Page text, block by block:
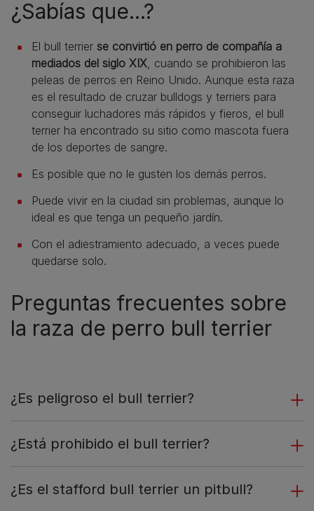
¿Sabías que...?
El bull terrier se convirtió en perro de compañía a
mediados del siglo XIX , cuando se prohibieron las
peleas de perros en Reino Unido. Aunque esta raza
es el resultado de cruzar bulldogs y terriers para
conseguir luchadores más rápidos y fieros, el bull
terrier ha encontrado su sitio como mascota fuera
de los deportes de sangre.
Es posible que no le gusten los demás perros.
Puede vivir en la ciudad sin problemas, aunque lo
ideal es que tenga un pequeño jardín.
Con el adiestramiento adecuado, a veces puede
quedarse solo.
Preguntas frecuentes sobre
la raza de perro bull terrier
¿Es peligroso el bull terrier?
¿Está prohibido el bull terrier?
¿Es el stafford bull terrier un pitbull?